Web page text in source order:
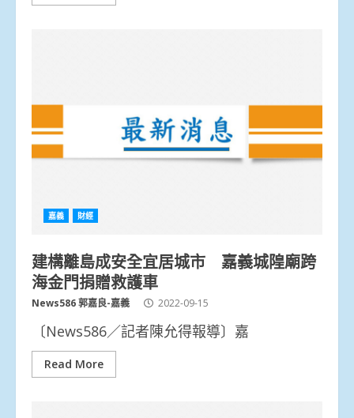
嘉義 財經
建構離島成安全宜居城市 嘉義城隍廟跨
海金門捐贈救護車
News586 郭嘉良-嘉義 2022-09-15
〔News586／記者陳允得報導〕嘉
Read More